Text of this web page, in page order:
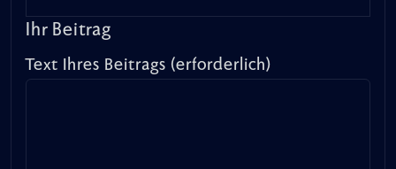
Ihr Beitrag
Text Ihres Beitrags (erforderlich)